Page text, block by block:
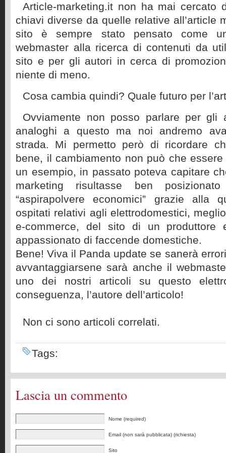
Article-marketing.it non ha mai cercato
chiavi diverse da quelle relative all’article
sito è sempre stato pensato come
webmaster alla ricerca di contenuti da
sito e per gli autori in cerca di
niente di meno.
Cosa cambia quindi? Quale futuro per
Ovviamente non posso parlare per gli
analoghi a questo ma noi andremo
strada. Mi permetto però di ricordare
bene, il cambiamento non può che
un esempio, in passato poteva capitare
marketing risultasse ben
“aspirapolvere economici” grazie alla
ospitati relativi agli elettrodomestici,
e-commerce, del sito di un
appassionato di faccende domestiche.
Bene! Viva il Panda update se sanerà
avvantaggiarsene sarà anche il
uno dei nostri articoli su questo
conseguenza, l’autore dell’articolo!
Non ci sono articoli correlati.
Tags:
Lascia un commento
Nome (required)
Email (non sarà pubblicata) (richiesta)
Sito